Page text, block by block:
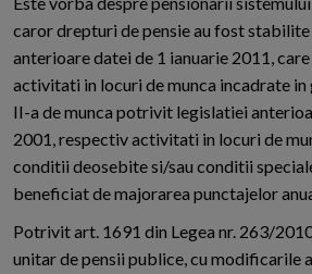
caror drepturi de pensie au fost
anterioare datei de 1 ianuarie 2011,
activitati in locuri de munca incadrate in
II-a de munca potrivit legislatiei
2001, respectiv activitati in locuri de
conditii deosebite si/sau conditii
beneficiat de majorarea punctajelor
Potrivit art. 1691 din Legea nr. 263/
unitar de pensii publice, cu modificarile